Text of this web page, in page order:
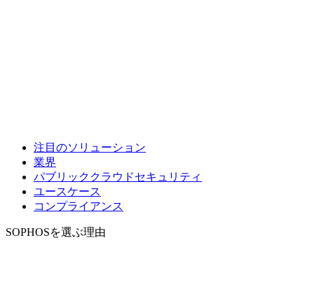
注目のソリューション
業界
パブリッククラウドセキュリティ
ユースケース
コンプライアンス
SOPHOSを選ぶ理由